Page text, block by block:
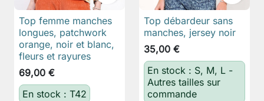
Top femme manches
longues, patchwork
orange, noir et blanc,
fleurs et rayures
69,00 €
En stock : T42
Top débardeur sans
manches, jersey noir
35,00 €
En stock : S, M, L -
Autres tailles sur
commande